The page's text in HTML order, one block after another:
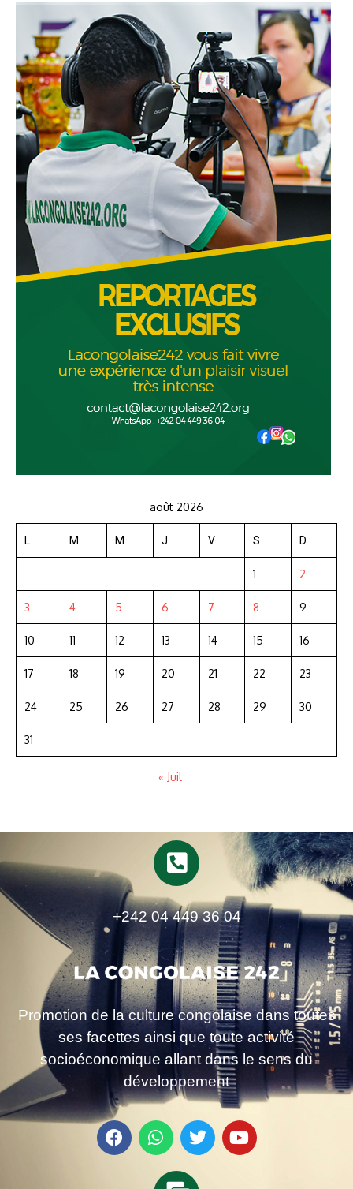
août 2026
L M M J V S D
1 2
3 4 5 6 7 8 9
10 11 12 13 14 15 16
17 18 19 20 21 22 23
24 25 26 27 28 29 30
31
« Juil
+242 04 449 36 04
Promotion de la culture congolaise dans toutes
ses facettes ainsi que toute activité
socioéconomique allant dans le sens du
développement